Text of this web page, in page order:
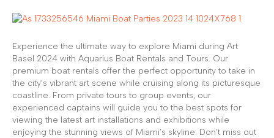
Experience the ultimate way to explore Miami during Art
Basel 2024 with Aquarius Boat Rentals and Tours. Our
premium boat rentals offer the perfect opportunity to take in
the city’s vibrant art scene while cruising along its picturesque
coastline. From private tours to group events, our
experienced captains will guide you to the best spots for
viewing the latest art installations and exhibitions while
enjoying the stunning views of Miami’s skyline. Don’t miss out